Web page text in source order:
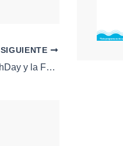
SIGUIENTE
Presenta Felifer Macías el TechDay y la Feria del Empleo en BLOQUE